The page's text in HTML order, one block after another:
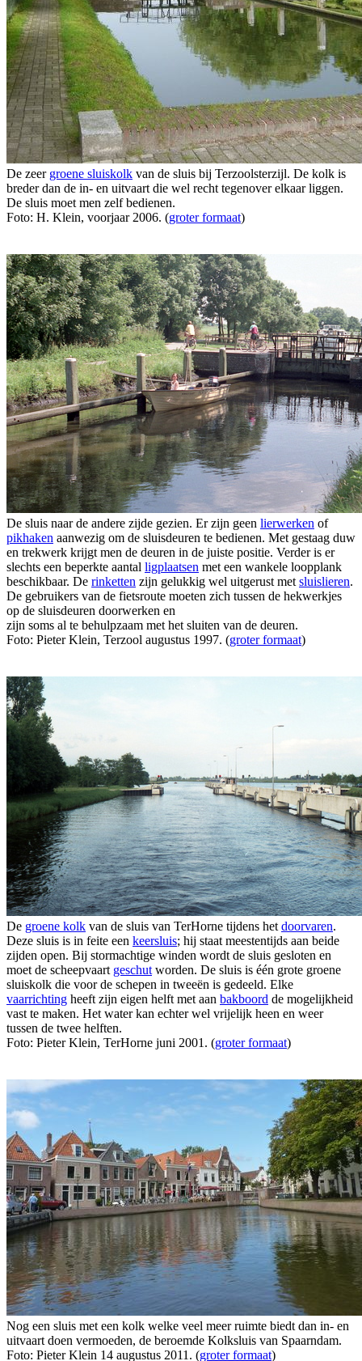
De zeer groene sluiskolk van de sluis bij Terzoolsterzijl. De kolk is
breder dan de in- en uitvaart die wel recht tegenover elkaar liggen.
De sluis moet men zelf bedienen.
Foto: H. Klein, voorjaar 2006. (groter formaat)
De sluis naar de andere zijde gezien. Er zijn geen lierwerken of
pikhaken aanwezig om de sluisdeuren te bedienen. Met gestaag duw
en trekwerk krijgt men de deuren in de juiste positie. Verder is er
slechts een beperkte aantal ligplaatsen met een wankele loopplank
beschikbaar. De rinketten zijn gelukkig wel uitgerust met sluislieren.
De gebruikers van de fietsroute moeten zich tussen de hekwerkjes
op de sluisdeuren doorwerken en
zijn soms al te behulpzaam met het sluiten van de deuren.
Foto: Pieter Klein, Terzool augustus 1997. (groter formaat)
De groene kolk van de sluis van TerHorne tijdens het doorvaren.
Deze sluis is in feite een keersluis; hij staat meestentijds aan beide
zijden open. Bij stormachtige winden wordt de sluis gesloten en
moet de scheepvaart geschut worden. De sluis is één grote groene
sluiskolk die voor de schepen in tweeën is gedeeld. Elke
vaarrichting heeft zijn eigen helft met aan bakboord de mogelijkheid
vast te maken. Het water kan echter wel vrijelijk heen en weer
tussen de twee helften.
Foto: Pieter Klein, TerHorne juni 2001. (groter formaat)
Nog een sluis met een kolk welke veel meer ruimte biedt dan in- en
uitvaart doen vermoeden, de beroemde Kolksluis van Spaarndam.
Foto: Pieter Klein 14 augustus 2011. (groter formaat)